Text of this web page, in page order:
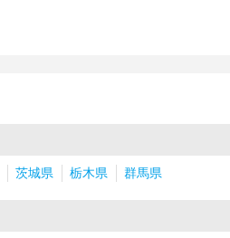
茨城県 栃木県 群馬県